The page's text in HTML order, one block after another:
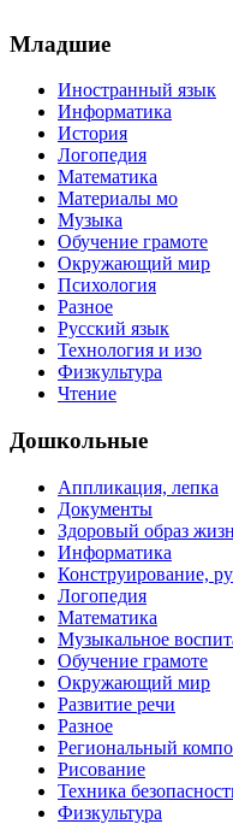
Младшие
Иностранный язык
Информатика
История
Логопедия
Математика
Материалы мо
Музыка
Обучение грамоте
Окружающий мир
Психология
Разное
Русский язык
Технология и изо
Физкультура
Чтение
Дошкольные
Аппликация, лепка
Документы
Здоровый образ
Информатика
Конструирование,
Логопедия
Математика
Музыкальное
Обучение грамоте
Окружающий мир
Развитие речи
Разное
Региональный
Рисование
Техника
Физкультура